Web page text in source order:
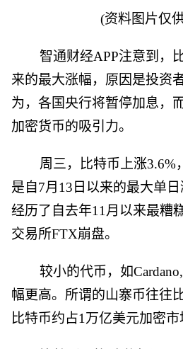
(资料图片仅
智通财经APP注意到，
来的最大涨幅，原因是投资
为，各国央行将暂停加息，
加密货币的吸引力。
周三，比特币上涨3.6%
是自7月13日以来的最大单
经历了自去年11月以来最糟
交易所FTX崩盘。
较小的代币，如
幅更高。所谓的山寨币往往
比特币约占1万亿美元加密市